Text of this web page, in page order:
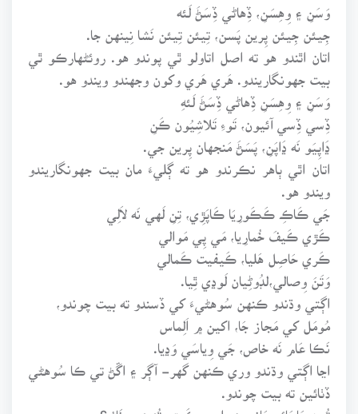
وَسَنِ ۽ وِهِسَنِ، ڏِهاڻي ڏِسَڻَ لَئه
جِيئن جِيئن پِرين پَسن، تِيئن تِيئن نَشا نِينهن جا.
اتان اٿندو هو ته اصل اتاولو ٿي پوندو هو. روئڻهارڪو ٿي
بيت جهونگاريندو. هَري هَري وکون وجهندو ويندو هو.
وَسَنِ ۽ وِهِسَنِ ڏِهاڻي ڏِسَڻَ لَئهِ
ڏِسي ڏِسي آئيون، تَوءِ تَلاشِيُون ڪَنِ
ڍَاپِيَو نَه ڍَاپَنِ، پَسَڻَ مَنجهان پِرين جي.
اتان اٿي ٻاهر نڪرندو هو ته ڳليءَ مان بيت جهونگاريندو
جَي ڪَاڪِ ڪَڪَورِيَا ڪَاپَڙِي، تِنِ لَهي نَه لاَلِي
ڪَڙي ڪَيفَ خُمارِيا، مَي پِي مَوالي
ڪَري حَاصِل هَليا، ڪَيفيت ڪَمالي
وَتَنَ وِصالي،لڊُوڻِيان لَوڍي ٿِيا.
اڳتي وڌندو ڪنهن سُوهڻيءَ کي ڏسندو ته بيت چوندو،
مُومَل کي مَجاز جَا، اکين ۾ اَلِماس
نَڪا عَام نَه خاص، جَي وِياسَي وَڍيا.
اڃا اڳتي وڌندو وري ڪنهن گهر- آڳر ۽ اڱڻ تي ڪا سُوهڻي
ڏٺائين ته بيت چوندو.
تُون جَا ٻَائِي ٻَانهيءَ واري، ڪَهڙو تُنهنجو نَامُ؟